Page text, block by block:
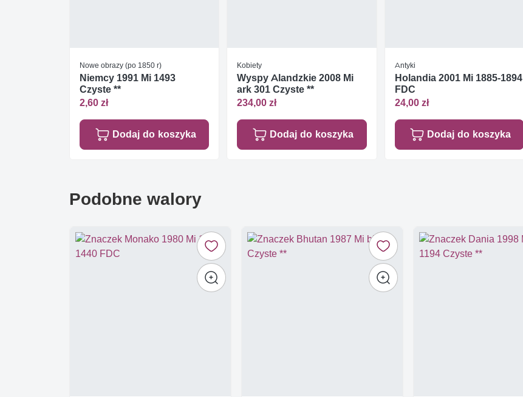
Nowe obrazy (po 1850 r)
Niemcy 1991 Mi 1493
Czyste **
2,60 zł
Dodaj do koszyka
Kobiety
Wyspy Alandzkie 2008 Mi
ark 301 Czyste **
234,00 zł
Dodaj do koszyka
Antyki
Holandia 2001 Mi 1885-1894
FDC
24,00 zł
Dodaj do koszyka
Podobne walory